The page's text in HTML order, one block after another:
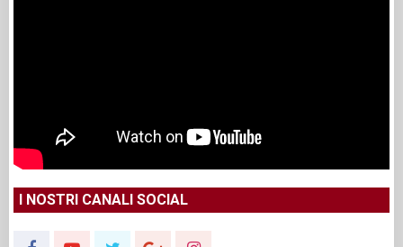
I NOSTRI CANALI SOCIAL